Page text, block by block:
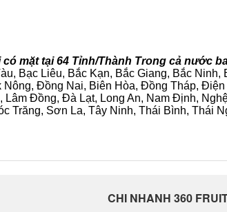
mặt tại 64 Tỉnh/Thành Trong cả nước
Bạc Liêu, Bắc Kạn, Bắc Giang, Bắc
Đồng Nai, Biên Hòa, Đồng Tháp,
Lâm Đồng, Đà Lạt, Long An, Nam Định,
Trăng, Sơn La, Tây Ninh, Thái Bình, Thái
CHI NHANH 360